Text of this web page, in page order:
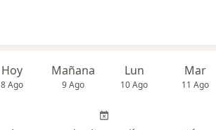
Hoy
8 Ago
Mañana
9 Ago
Lun
10 Ago
Mar
11 Ago